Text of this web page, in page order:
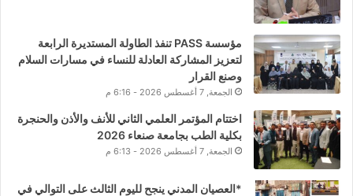
مؤسسة PASS تنفذ الطاولة المستديرة الرابعة
لتعزيز المشاركة العادلة للنساء في مسارات السلام
وصنع القرار
الجمعة, 7 أغسطس 2026 - 6:16 م
اختتام المؤتمر العلمي الثاني للأنف والأذن والحنجرة
بكلية الطب بجامعة صنعاء 2026
الجمعة, 7 أغسطس 2026 - 6:13 م
*العصيان المدني ينجح لليوم الثالث على التوالي في